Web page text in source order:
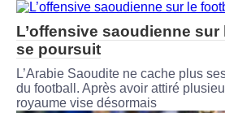
L’offensive saoudienne
se poursuit
L’Arabie Saoudite ne cache plus
du football. Après avoir attiré
royaume vise désormais